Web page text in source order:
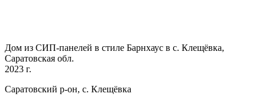
Дом из СИП-панелей в стиле Барнхаус в с. Клещёвка,
Саратовская обл.
2023 г.
Саратовский р-он, с. Клещёвка